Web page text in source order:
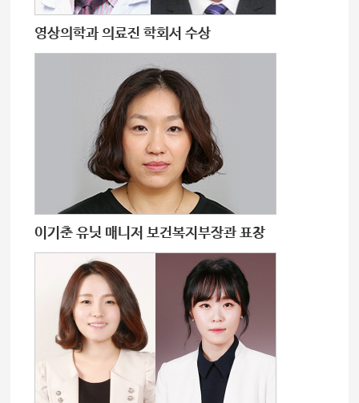
영상의학과 의료진 학회서 수상
이기춘 유닛 매니저 보건복지부장관 표창